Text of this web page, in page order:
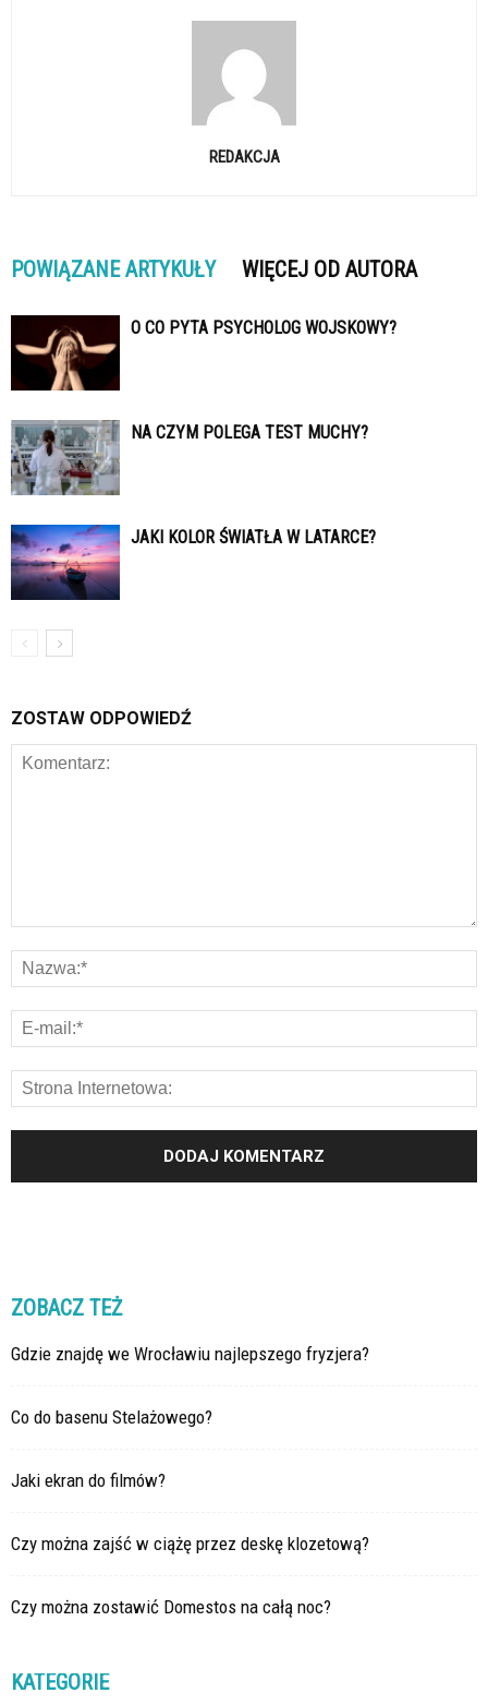
REDAKCJA
POWIĄZANE ARTYKUŁY WIĘCEJ OD AUTORA
O CO PYTA PSYCHOLOG WOJSKOWY?
NA CZYM POLEGA TEST MUCHY?
JAKI KOLOR ŚWIATŁA W LATARCE?
ZOSTAW ODPOWIEDŹ
ZOBACZ TEŻ
Gdzie znajdę we Wrocławiu najlepszego fryzjera?
Co do basenu Stelażowego?
Jaki ekran do filmów?
Czy można zajść w ciążę przez deskę klozetową?
Czy można zostawić Domestos na całą noc?
KATEGORIE